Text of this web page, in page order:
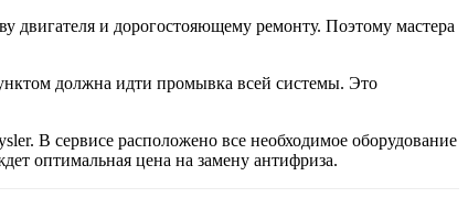
двигателя и дорогостояющему ремонту. Поэтому мастера
должна идти промывка всей системы. Это
В сервисе расположено все необходимое оборудование
оптимальная цена на замену антифриза.